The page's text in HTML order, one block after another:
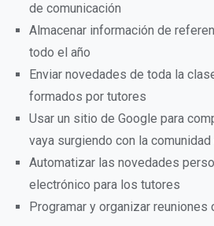
de comunicación
Almacenar información de
todo el año
Enviar novedades de toda la
formados por tutores
Usar un sitio de Google para
vaya surgiendo con la
Automatizar las novedades
electrónico para los tutores
Programar y organizar reuniones